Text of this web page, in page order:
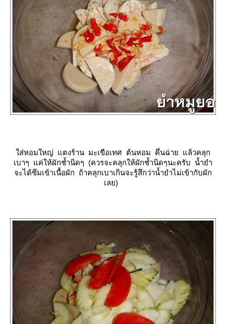
ส่หอมใหญ่ แตงร้าน มะเขือเทศ ต้นหอม คึ่นฉ่าย แล้วคลุก
เบาๆ แค่ให้ผักช้ำนิดๆ (ควรจะคลุกให้ผักช้ำนิดๆนะครับ น้ำยำ
จะได้ซึมเข้าเนื้อผัก ถ้าคลุกเบาเกินจะรู้สึกว่าน้ำยำไม่เข้ากับผัก
เลย)